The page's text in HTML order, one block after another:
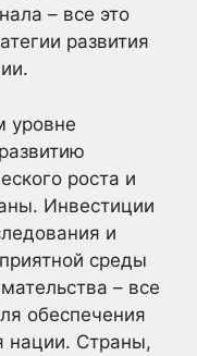
– все это
развития
уровне
роста и
Инвестиции
и
среды
– все
обеспечения
нации. Страны,